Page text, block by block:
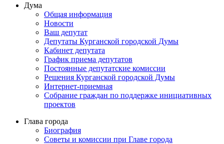
Дума
Общая информация
Новости
Ваш депутат
Депутаты Курганской городской Думы
Кабинет депутата
График приема депутатов
Постоянные депутатские комиссии
Решения Курганской городской Думы
Интернет-приемная
Собрание граждан по поддержке инициативных
проектов
Глава города
Биография
Советы и комиссии при Главе города